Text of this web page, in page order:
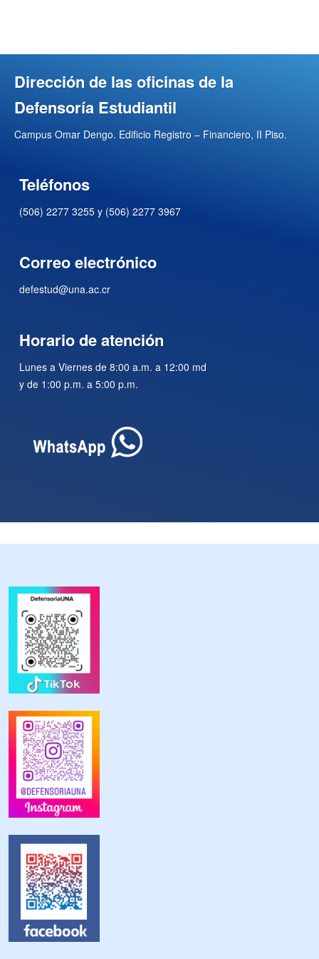
Dirección de las oficinas de la
Defensoría Estudiantil
Campus Omar Dengo. Edificio Registro – Financiero, II Piso.
Teléfonos
(506) 2277 3255 y (506) 2277 3967
Correo electrónico
defestud@una.ac.cr
Horario de atención
Lunes a Viernes de 8:00 a.m. a 12:00 md
y de 1:00 p.m. a 5:00 p.m.